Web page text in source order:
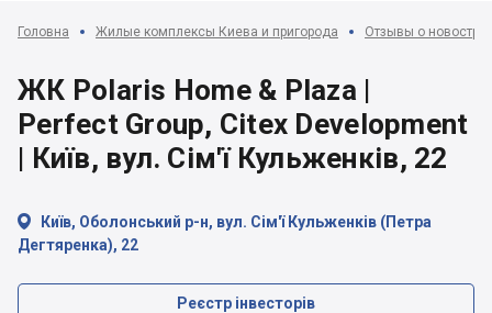
Головна Жилые комплексы Киева и пригорода Отзывы о
ЖК Polaris Home & Plaza |
Perfect Group, Citex Development
| Київ, вул. Сім'ї Кульженків, 22

Київ, Оболонський р-н, вул. Сім'ї Кульженків (Петра
Дегтяренка), 22
Реєстр інвесторів